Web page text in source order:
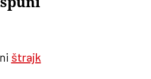
štrajk